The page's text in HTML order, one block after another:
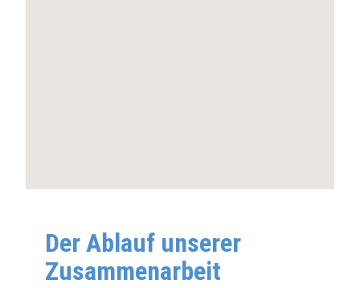
Der Ablauf unserer
Zusammenarbeit